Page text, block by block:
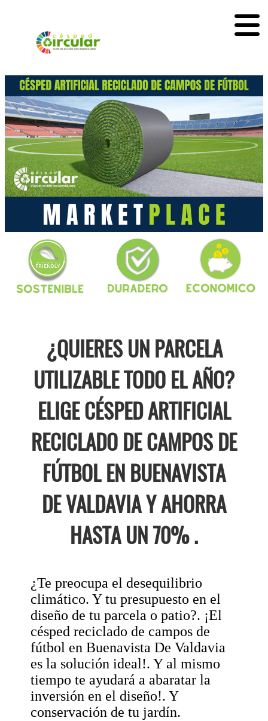
¿QUIERES UN PARCELA
UTILIZABLE TODO EL AÑO?
ELIGE CÉSPED ARTIFICIAL
RECICLADO DE CAMPOS DE
FÚTBOL EN BUENAVISTA
DE VALDAVIA Y AHORRA
HASTA UN 70% .
¿Te preocupa el desequilibrio
climático. Y tu presupuesto en el
diseño de tu parcela o patio?. ¡El
césped reciclado de campos de
fútbol en Buenavista De Valdavia
es la solución ideal!. Y al mismo
tiempo te ayudará a abaratar la
inversión en el diseño!. Y
conservación de tu jardín.